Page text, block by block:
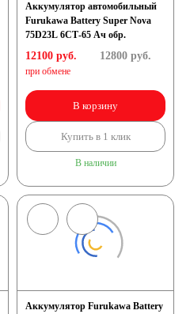
Аккумулятор автомобильный
Furukawa Battery Super Nova
75D23L 6СТ-65 Ач обр.
12100 руб.
при обмене
12800руб.
В корзину
Купить в 1 клик
В наличии
Аккумулятор Furukawa Battery